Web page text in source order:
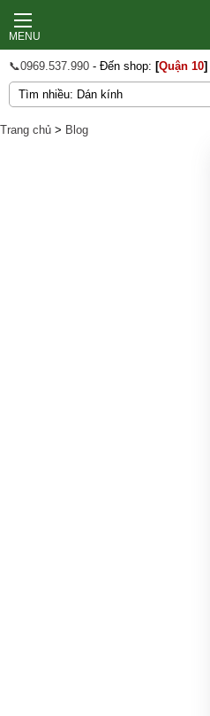
MENU
📞0969.537.990 - Đến shop: [Quận 10]
Trang chủ > Blog